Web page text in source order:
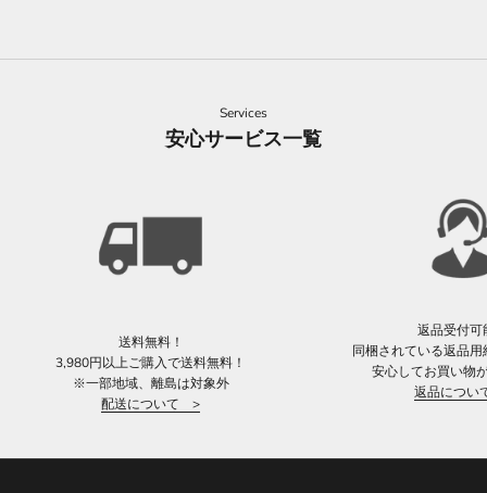
Services
安心サービス一覧
送料無料！
3,980円以上ご購入で送料無料！
※一部地域、離島は対象外
配送について >
返品受付可
同梱されている返品
安心してお買い物
返品につ